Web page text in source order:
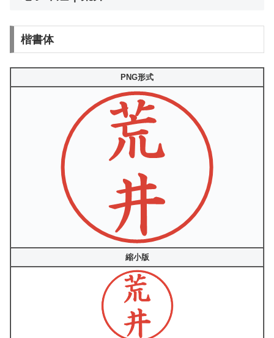
楷書体
PNG形式
縮小版